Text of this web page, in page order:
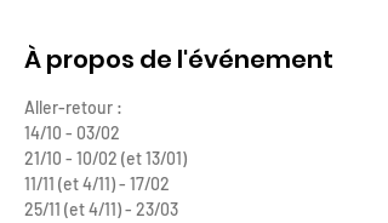
À propos de l'événement
Aller-retour :
14/10 - 03/02
21/10 - 10/02 (et 13/01)
11/11 (et 4/11) - 17/02
25/11 (et 4/11) - 23/03